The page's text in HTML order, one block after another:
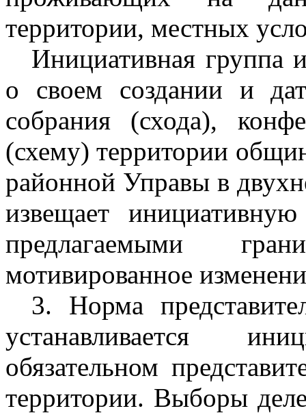
территории, местных
Инициативная группа
о своем создании и
собрания (схода),
(схему) территории
районной Управы в
извещает
предлагаемыми
мотивированное
3. Норма
устанавливается
обязательном
территории. Выборы